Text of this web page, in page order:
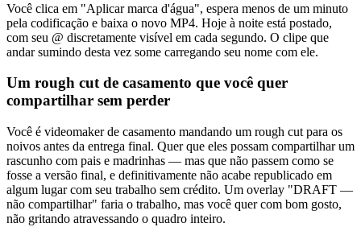
Você clica em "Aplicar marca d'água", espera menos de um minuto
pela codificação e baixa o novo MP4. Hoje à noite está postado,
com seu @ discretamente visível em cada segundo. O clipe que
andar sumindo desta vez some carregando seu nome com ele.
Um rough cut de casamento que você quer
compartilhar sem perder
Você é videomaker de casamento mandando um rough cut para os
noivos antes da entrega final. Quer que eles possam compartilhar um
rascunho com pais e madrinhas — mas que não passem como se
fosse a versão final, e definitivamente não acabe republicado em
algum lugar com seu trabalho sem crédito. Um overlay "DRAFT —
não compartilhar" faria o trabalho, mas você quer com bom gosto,
não gritando atravessando o quadro inteiro.